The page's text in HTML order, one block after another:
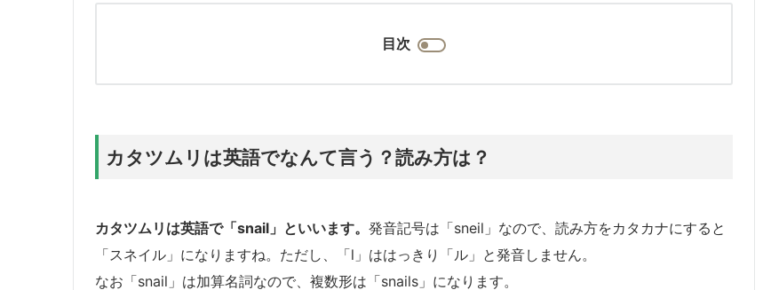
目次
カタツムリは英語でなんて言う？読み方は？
カタツムリは英語で「snail」 といいます。 発音記号は「sneil」なので、読み方をカタカナにすると
「スネイル」になりますね。ただし、「l」ははっきり「ル」と発音しません。
なお「snail」は加算名詞なので、複数形は「snails」になります。